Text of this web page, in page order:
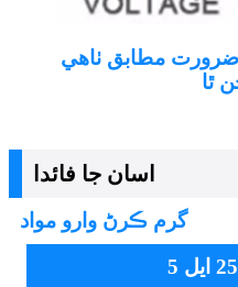
ضرورت مطابق ٺاهي
اسان جا فائدا
گرم ڪرڻ وارو مواد